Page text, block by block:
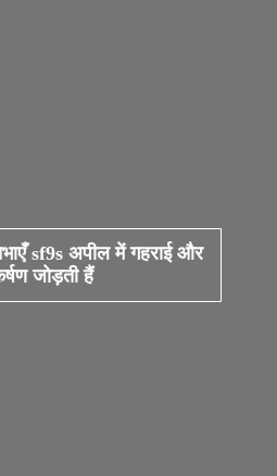
sf9s अपील में गहराई और
जोड़ती हैं